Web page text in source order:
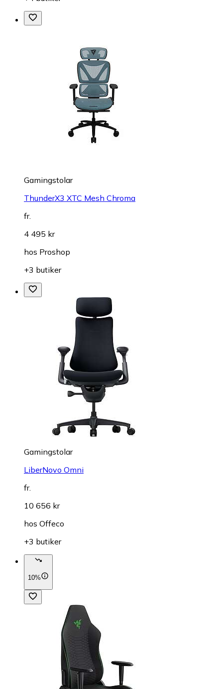
Gamingstolar
ThunderX3 XTC Mesh Chroma
fr.
4 495 kr
hos Proshop
+3 butiker
Gamingstolar
LiberNovo Omni
fr.
10 656 kr
hos Offeco
+3 butiker
10%